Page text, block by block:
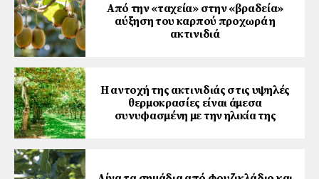
Από την «ταχεία» στην «βραδεία»
αύξηση του καρπού προχωρά η
ακτινιδιά
Η αντοχή της ακτινιδιάς στις υψηλές
θερμοκρασίες είναι άμεσα
συνυφασμένη με την ηλικία της